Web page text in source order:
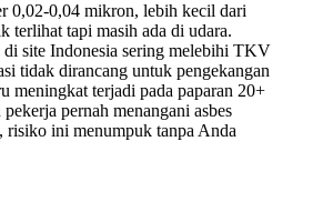
0,02-0,04 mikron, lebih kecil dari
terlihat tapi masih ada di udara.
di site Indonesia sering melebihi TKV
tidak dirancang untuk pengekangan
meningkat terjadi pada paparan 20+
pernah menangani asbes
risiko ini menumpuk tanpa Anda